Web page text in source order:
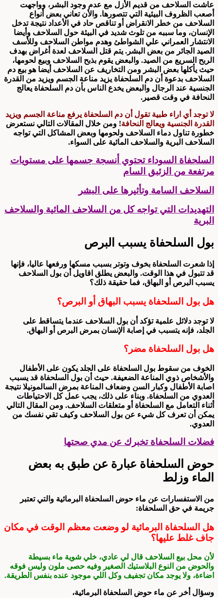
عاشت السلاحف من قديم الأزل مع عدم وجود البشر، وواجهت
أصعب الظروف البيئية التي تتصورها. والأن تعاني بعض أنواع
السلاحف من خطر الانقراض أو تناقص حاد في الأعداد نتيجة تدخل
الإنسان، وما سببه من تلوث شديد في البيئة حول السلاحف وأيضا
الانتشار العمراني علي الشواطئ وهدم مواطن السلاحف وللأسف
الصيد الجائر من بعض البشر. يتم قتل السلاحف لعدة أغراض بهدف
الربح السريع من الصيد. والبعض يقوم بذبح السلاحف وبيع لحومها،
حيث يأكلها بعض البشر ومن التخاريف عن السلاحف أيضا هو بيع دم
السلاحف بدعوة أن دم السلحفاة يزيد مناعة الجسم ويزيد من القدرة
الجنسية عند الرجال والبعض يخدع الناس بأن دم السلحفاة يعالج
النحافة في وقت قصير.
لا توجد أي اراء طبية تقول أن دم السلحفاة يرفع مناعة الجسم ويزيد
القدرة الجنسية ويعالج النحافة! ومن خلال المقالات التالي نستعرض
خطورة تناول دماء السلاحف ولحومها وبعض المشاكل التي تواجه
السلاحف البرية والسلاحف المائية على السواء.
السلحفاة السوداء تحتوي أنسجة جسمها على مستويات
مرتفعة من الزئبق السام
السلاحف السامة وتأثيرها على البشر
التهديدات التي تواجه كل من السلاحف المائية والسلاحف
البرية
بول السلحفاة يسبب البرص
إذا شعرت السلحفاة بخوف وتوتر بسبب مسكها ورفعها عاليا، فإنها
قد تتبول في هذا الوقت. والبعض يطلق اقاويل أن بول السلاحف
يسبب البرص أو البهاق، فما حقيقة ذلك؟
هل بول السلحفاة يسبب البهاق أو البرص؟
لا توجد دلائل علمية تؤكد أن بول السلاحف عندما يتساقط على
الجلد، فإنه يتسبب في إصابة الإنسان بمرض البرص أو البهاق.
هل بول السلحفاة مضر؟
الخوف من سقوط بول السلحفاة على الجلد يكون على الأطفال
والأشخاص ذوي المناعة الضعيفة. حيث أن بول السلحفاة قد يسبب
اصابة الأطفال وكبار السن وضعاف المناعة بمرض السالمونيلا نتيجة
العدوي من السلحفاة. وبناء على ذلك، يجب عمل كل الاحتياطات
أثناء التعامل مع السلحفاة أو متعلقات السلاحف. ومن المقال التالي
يمكن أن تعرف كل شيء عن بول السلاحف وكيف تقي نفسك من
العدوي.
فضلات السلحفاة تخبرك عن مدي صحتها
حوض السلحفاة عبارة عن طبق به بعض
الماء وزلط
من الاستفسارات عن ماء حوض السلحفاة البرمائية والتي تعتبر
جريمة في حق السلحفاة:
هل السلحفاة البرمائية لو وضعت معظم الوقت في مكان
جاف غلط عليها؟
لأن محل بيع السلاحف قال لي عادي، خلي شوية ماء بسيطة
والحوض من النوع البلاستيك الصغير وفيه حصى ملون وليس فوقه
اضاءة، ولا يوجد مكان تجفيف وكل اللي موجود عنده بنفس الطريقة.
وسؤال أخر عن ماء حوض السلحفاة البرمائية،